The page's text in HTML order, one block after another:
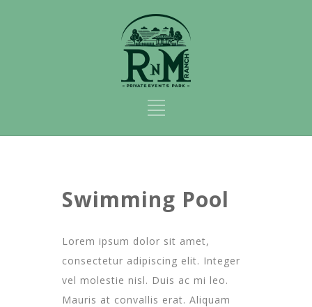
Swimming Pool
Lorem ipsum dolor sit amet,
consectetur adipiscing elit. Integer
vel molestie nisl. Duis ac mi leo.
Mauris at convallis erat. Aliquam